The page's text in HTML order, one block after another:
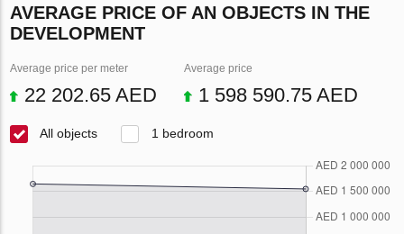
AVERAGE PRICE OF AN OBJECTS IN THE
DEVELOPMENT
Average price per meter
22 202.65 AED
Average price
1 598 590.75 AED
All objects 1 bedroom